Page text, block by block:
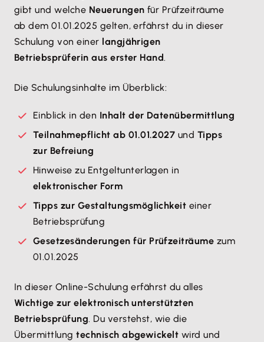
gibt und welche Neuerungen für Prüfzeiträume
ab dem 01.01.2025 gelten, erfährst du in dieser
Schulung von einer langjährigen
Betriebsprüferin aus erster Hand​.
Die Schulungsinhalte im Überblick:
Einblick in den Inhalt der Datenübermittlung
Teilnahmepflicht ab 01.01.2027 und Tipps
zur Befreiung
Hinweise zu Entgeltunterlagen in
elektronischer Form
Tipps zur Gestaltungsmöglichkeit einer
Betriebsprüfung
Gesetzesänderungen für Prüfzeiträume zum
01.01.2025
In dieser Online-Schulung erfährst du alles
Wichtige zur elektronisch unterstützten
Betriebsprüfung. Du verstehst, wie die
Übermittlungtechnisch abgewickelt wird und